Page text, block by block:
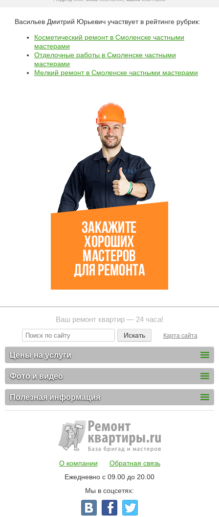
Васильев Дмитрий Юрьевич участвует в рейтинге рубрик:
Косметический ремонт в Смоленске частными
мастерами
Отделочные работы в Смоленске частными
мастерами
Мелкий ремонт в Смоленске частными мастерами
Ваш ремонт квартир — 24 часа!
Карта сайта
Цены на услуги
Фото и видео
Полезная информация
О компании
Обратная связь
Ежедневно с 09.00 до 20.00
Мы в соцсетях: